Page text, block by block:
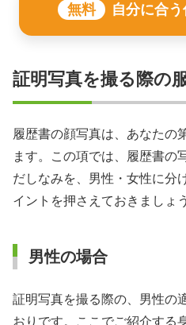
無料 自分に合
証明写真を撮る際の
履歴書の顔写真は、あなたの
ます。この項では、履歴書の
だしなみを、男性・女性に分
イントを押さえておきましょう
男性の場合
証明写真を撮る際の、男性の
おりです。ここでご紹介する